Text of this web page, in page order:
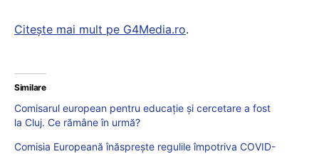
Citește mai mult pe G4Media.ro.
Similare
Comisarul european pentru educație și cercetare a fost
la Cluj. Ce rămâne în urmă?
Comisia Europeană înăsprește regulile împotriva COVID-